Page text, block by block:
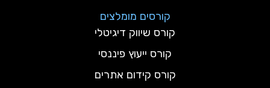
קורסים מומלצים
קורס שיווק דיגיטלי
קורס ייעוץ פיננסי
קורס קידום אתרים